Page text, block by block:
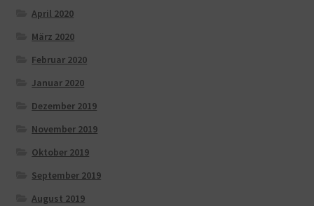
April 2020
März 2020
Februar 2020
Januar 2020
Dezember 2019
November 2019
Oktober 2019
September 2019
August 2019